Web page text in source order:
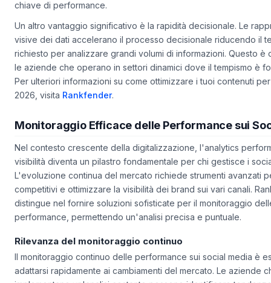
queste tecnologie aiutino a tracciare e condividere facilmente
Un altro vantaggio significativo è la rapidità decisionale. Le
visive dei dati accelerano il processo decisionale riducendo il
richiesto per analizzare grandi volumi di informazioni. Questo è
le aziende che operano in settori dinamici dove il tempismo è
Per ulteriori informazioni su come ottimizzare i tuoi contenuti per
Nel contesto crescente della digitalizzazione, l'analytics
visibilità diventa un pilastro fondamentale per chi gestisce i
L'evoluzione continua del mercato richiede strumenti avanzati
competitivi e ottimizzare la visibilità dei brand sui vari canali.
distingue nel fornire soluzioni sofisticate per il monitoraggio
Rilevanza del monitoraggio continuo
Il monitoraggio continuo delle performance sui social media è